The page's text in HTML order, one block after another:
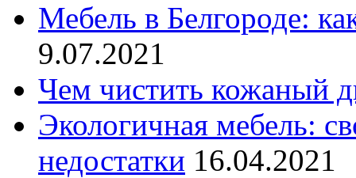
Мебель в Белгороде:
9.07.2021
Чем чистить кожаный
Экологичная мебель:
недостатки 16.04.2021